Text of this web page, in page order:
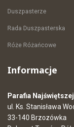
Duszpasterze
Rada Duszpasterska
Róże Różańcowe
Informacje
Parafia
ul. Ks. Stanisława
33-140 Brzozówka